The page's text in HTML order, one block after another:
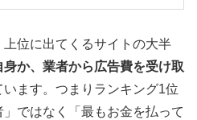
上位に出てくるサイトの大半
か、業者から広告費を受け取
います。つまりランキング1位
ではなく「最もお金を払って